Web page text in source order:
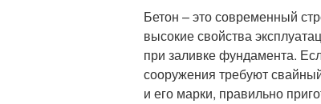
Бетон – это современный
высокие свойства
при заливке фундамента.
сооружения требуют
и его марки, правильно